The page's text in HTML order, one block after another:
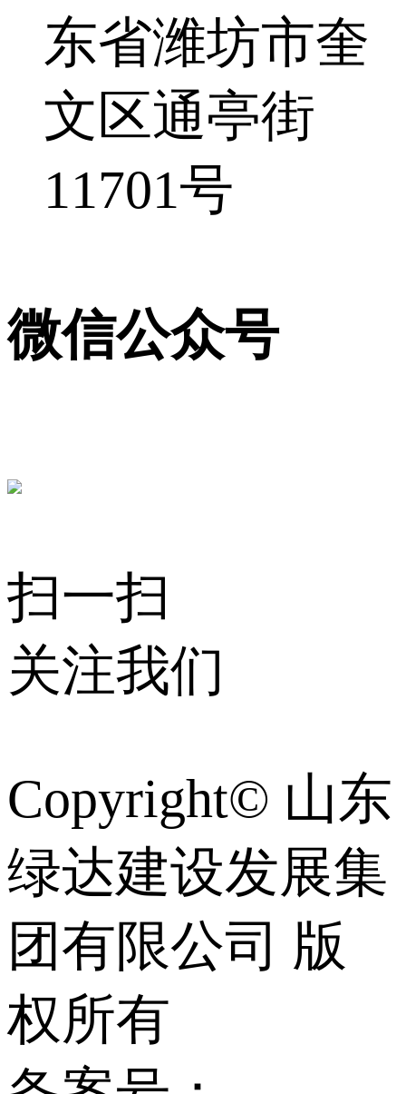
东省潍坊市奎
文区通亭街
11701号
微信公众号
扫一扫
关注我们
Copyright© 山东
绿达建设发展集
团有限公司 版
权所有